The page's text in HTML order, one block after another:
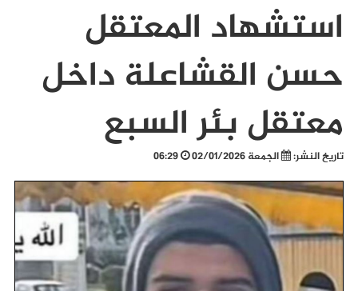
استشهاد المعتقل
حسن القشاعلة داخل
معتقل بئر السبع
تاريخ النشر: الجمعة 02/01/2026